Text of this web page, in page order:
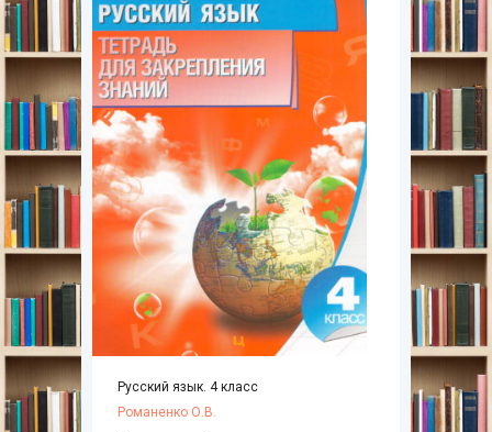
Русский язык. 4 класс
Романенко О.В.